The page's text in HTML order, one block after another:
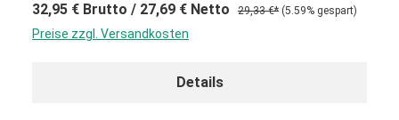
32,95 € Brutto / 27,69 € Netto 29,33 €* (5.59% gespart)
Preise zzgl. Versandkosten
Details